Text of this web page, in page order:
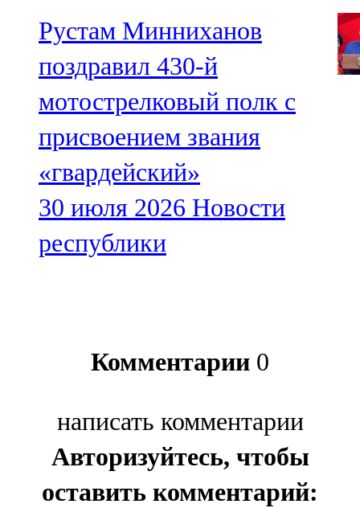
Рустам Минниханов
поздравил 430-й
мотострелковый полк с
присвоением звания
«гвардейский»
30 июля 2026 Новости
республики
Комментарии 0
написать комментарии
Авторизуйтесь, чтобы
оставить комментарий: